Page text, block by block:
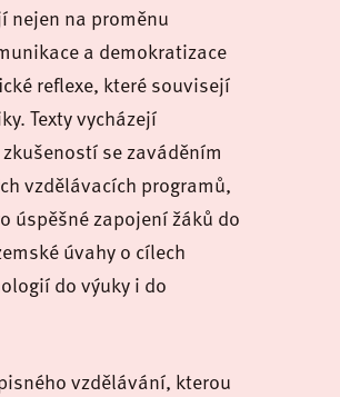
nejen na proměnu
a demokratizace
reflexe, které souvisejí
Texty vycházejí
se zaváděním
vzdělávacích programů,
úspěšné zapojení žáků do
úvahyo cílech
do výuky i do
vzdělávání, kterou